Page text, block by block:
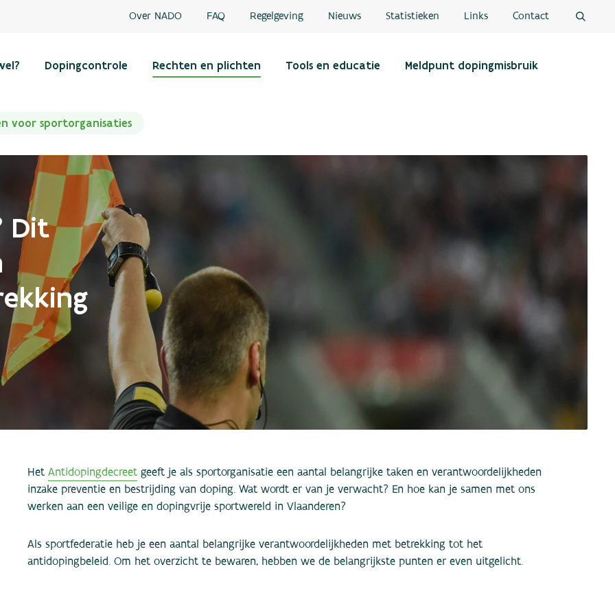
Over NADO FAQ Regelgeving Nieuws Statistieken Links Contact
Dopingcontrole Rechten en plichten Tools en educatie Meldpunt dopingmisbruik
voor sportorganisaties
Dit
Het Antidopingdecreetgeeft je als sportorganisatie een aantal belangrijke taken en verantwoordelijkheden
inzake preventie en bestrijding van doping. Wat wordt er van je verwacht? En hoe kan je samen met ons
werken aan een veilige en dopingvrije sportwereld in Vlaanderen?
Als sportfederatie heb je een aantal belangrijke verantwoordelijkheden met betrekking tot het
antidopingbeleid. Om het overzicht te bewaren, hebben we de belangrijkste punten er even uitgelicht.